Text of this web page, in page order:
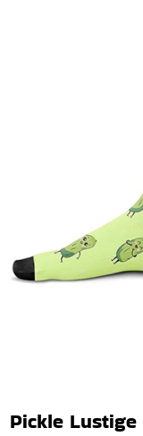
Pickle Lustige